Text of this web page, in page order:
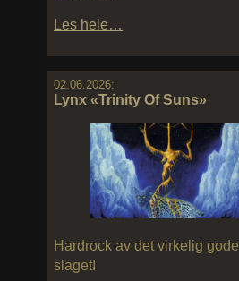
Les hele…
02.06.2026:
Lynx «Trinity Of Suns»
Hardrock av det virkelig gode
slaget!